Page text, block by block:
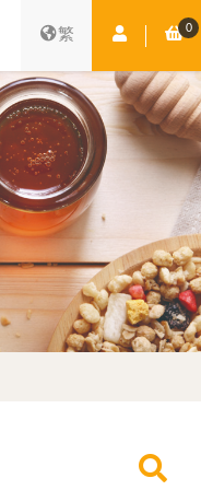
繁 Member 0